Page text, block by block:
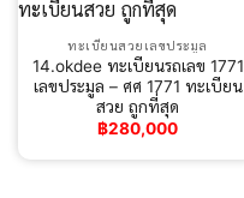
ทะเบียนสวยเลขประมูล
14.okdee ทะเบียนรถเลข 1771
เลขประมูล – ศศ 1771 ทะเบียน
สวย ถูกที่สุด
฿280,000